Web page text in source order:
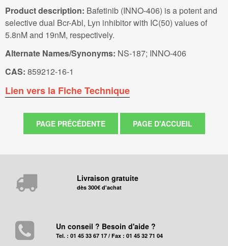
Product description: Bafetinib (INNO-406) is a potent and
selective dual Bcr-Abl, Lyn inhibitor with IC(50) values of
5.8nM and 19nM, respectively.
Alternate Names/Synonyms: NS-187; INNO-406
CAS: 859212-16-1
Lien vers la Fiche Technique
Livraison gratuite
dès 300€ d'achat
Un conseil ? Besoin d'aide ?
Tel. : 01 45 33 67 17 / Fax : 01 45 32 71 04